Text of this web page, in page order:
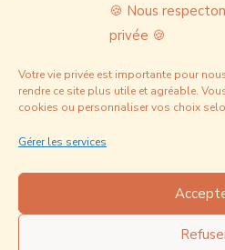
🍪 Nous
privée 🍪
Votre vie privée est importante pour
rendre ce site plus utile et agréable.
cookies ou personnaliser vos choix
Gérer les services
Mentions
FAQ
Nos actualités